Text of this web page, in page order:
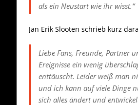
als ein Neustart wie ihr wisst.“
Jan Erik Slooten schrieb kurz
Liebe Fans, Freunde, Partner
Ereignisse ein wenig
enttäuscht. Leider weiß man
und ich kann auf viele Dinge
sich alles ändert und